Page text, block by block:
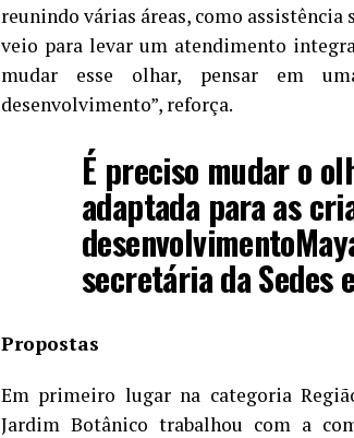
reunindo várias áreas, como assistência
veio para levar um atendimento
mudar esse olhar, pensar em
desenvolvimento”, reforça.
É preciso mudar o
adaptada para as
desenvolvimento
secretária da Sedes
Propostas
Em primeiro lugar na categoria
Jardim Botânico trabalhou com a